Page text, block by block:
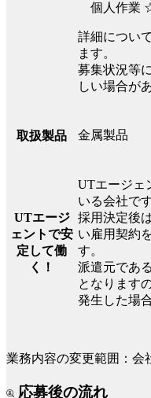
個人作業
詳細につい
ます。
募集状況等
しい場合が
取扱製品 金属製品
UTエージ
ェントで安
定して働
く！
UTエージェ
いる会社です
採用決定後
い雇用契約
す。
派遣元であ
となります
発生した場
業務内容の変更範囲：会
応募後の流れ